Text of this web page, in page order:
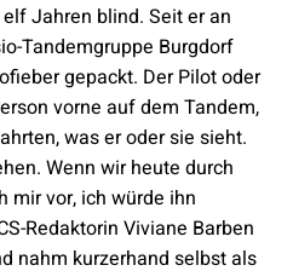
Jahren blind. Seit er an
Tandemgruppe Burgdorf
gepackt. Der Pilot oder
vorne auf dem Tandem,
was er oder sie sieht.
Wenn wir heute durch
mir vor, ich würde ihn
Redaktorin Viviane Barben
nahm kurzerhand selbst als